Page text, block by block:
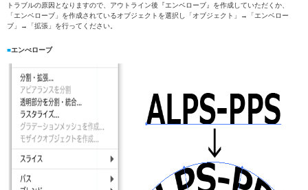
トラブルの原因となりますので、アウトライン後『エンベローブ』を作成していただくか、
「エンベローブ」を作成されているオブジェクトを選択し「オブジェクト」→「エンベロー
ブ」→「拡張」を行ってください。
■エンべローブ